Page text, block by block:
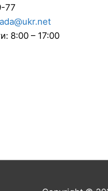
77
8:00 – 17:00